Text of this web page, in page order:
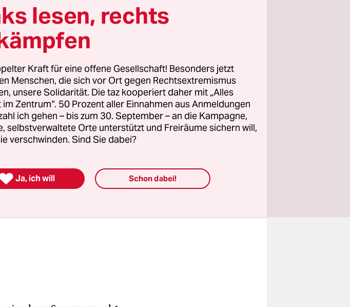
Problem. „Es ist ziemlich
sagt Simon, der aktuell
nur daran, dass die
wie an vielen anderen Orten
auch daran, dass die Nächte so
lesen, rechts
Kraft für eine offene Gesellschaft! Besonders jetzt
Menschen, die sich vor Ort gegen Rechtsextremismus
unsere Solidarität. Die taz kooperiert daher mit „Alles
Zentrum“. 50 Prozent aller Einnahmen aus Anmeldungen
ich gehen – bis zum 30. September – an die Kampagne,
selbstverwaltete Orte unterstützt und Freiräume sichern will,
verschwinden. Sind Sie dabei?
Ja, ich will Schon dabei!